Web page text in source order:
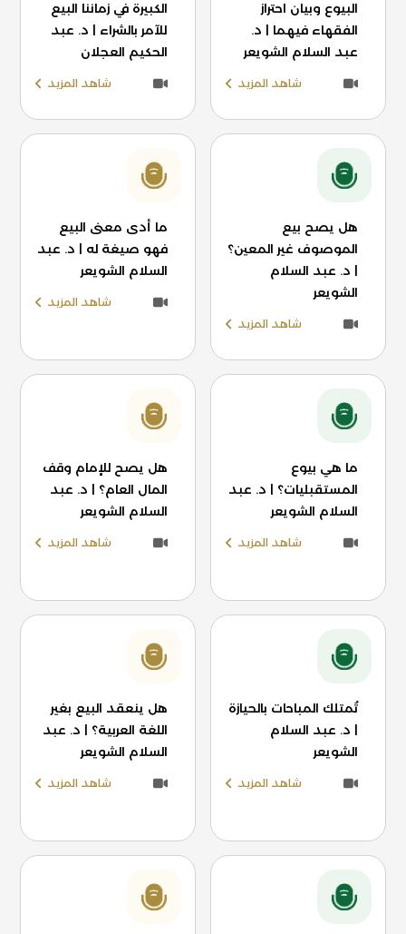
البيوع وبيان احتراز
الفقهاء فيهما | د.
عبد السلام الشويعر
شاهد المزيد
الكبيرة في زماننا البيع
للآمر بالشراء | د. عبد
الحكيم العجلان
شاهد المزيد
هل يصح بيع
الموصوف غير المعين؟
| د. عبد السلام
الشويعر
شاهد المزيد
ما أدى معنى البيع
فهو صيغة له | د. عبد
السلام الشويعر
شاهد المزيد
ما هي بيوع
المستقبليات؟ | د. عبد
السلام الشويعر
شاهد المزيد
هل يصح للإمام وقف
المال العام؟ | د. عبد
السلام الشويعر
شاهد المزيد
تُمتلك المباحات بالحيازة
| د. عبد السلام
الشويعر
شاهد المزيد
هل ينعقد البيع بغير
اللغة العربية؟ | د. عبد
السلام الشويعر
شاهد المزيد